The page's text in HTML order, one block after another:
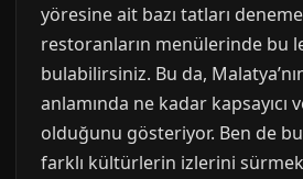
yöresine ait bazı tatları
restoranların menülerinde bu
bulabilirsiniz. Bu da,
anlamında ne kadar kapsayıcı
olduğunu gösteriyor. Ben de
farklı kültürlerin izlerini